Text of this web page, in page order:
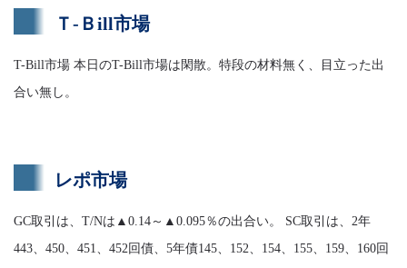
Ｔ-Ｂill市場
T-Bill市場 本日のT-Bill市場は閑散。特段の材料無く、目立った出
合い無し。
レポ市場
GC取引は、T/Nは▲0.14～▲0.095％の出合い。 SC取引は、2年
443、450、451、452回債、5年債145、152、154、155、159、160回